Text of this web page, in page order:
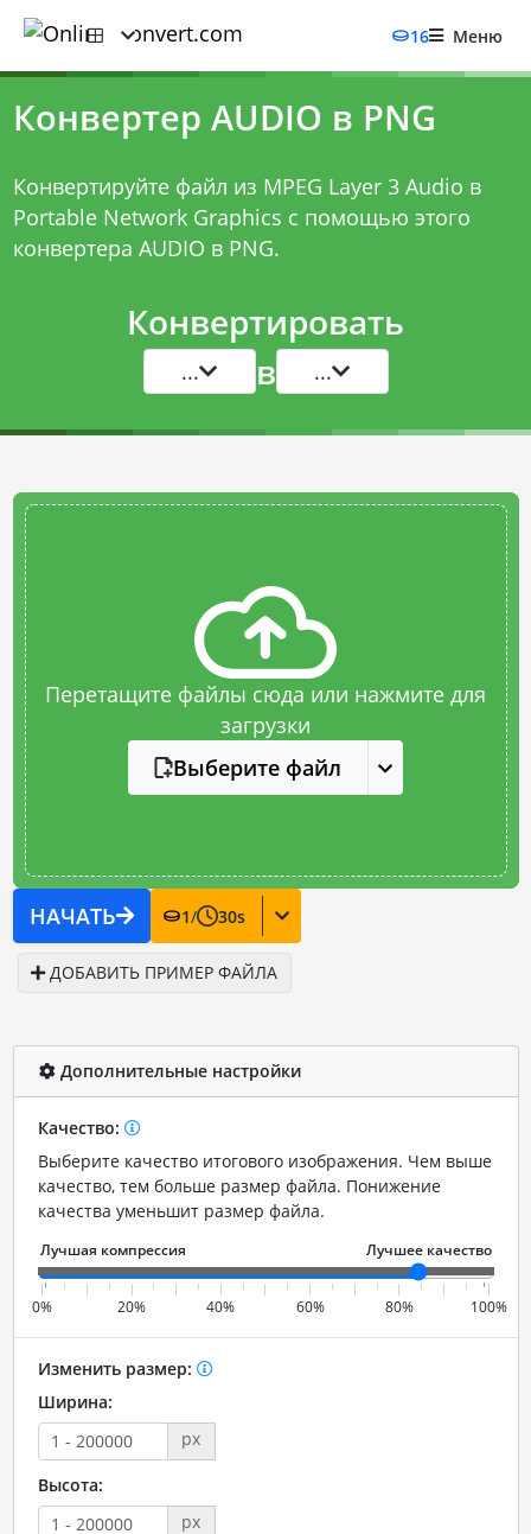
16 Меню
Конвертер AUDIO в PNG
Конвертируйте файл из MPEG Layer 3 Audio в
Portable Network Graphics с помощью этого
конвертера AUDIO в PNG.
Конвертировать
... в ...
Перетащите файлы сюда или нажмите для
загрузки
Выберите файл
НАЧАТЬ 1/ 30s
ДОБАВИТЬ ПРИМЕР ФАЙЛА
Дополнительные настройки
Качество:
Выберите качество итогового изображения. Чем выше
качество, тем больше размер файла. Понижение
качества уменьшит размер файла.
0% 20% 40% 60% 80% 100%
Изменить размер:
Ширина:
px
Высота:
px